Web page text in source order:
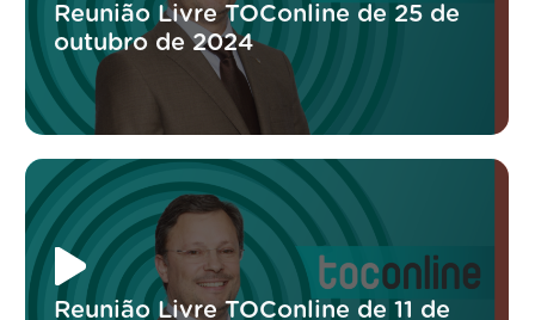
Reunião Livre TOConline de 25 de
outubro de 2024
Reunião Livre TOConline de 11 de